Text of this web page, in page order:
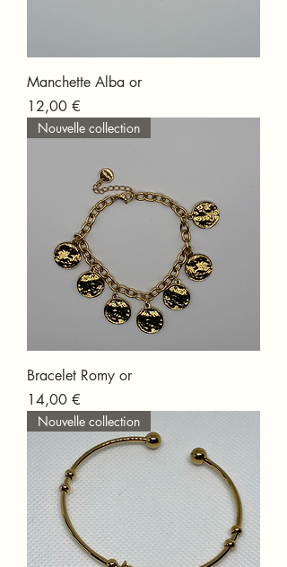
Manchette Alba or
Prix
12,00 €
Nouvelle collection
Bracelet Romy or
Prix
14,00 €
Nouvelle collection